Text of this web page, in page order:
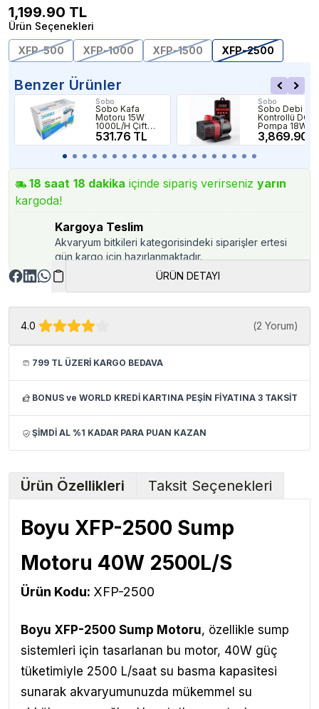
1,199.90 TL
Ürün Seçenekleri
XFP-500
XFP-1000 XFP-1500 XFP-2500
Benzer Ürünler
Sobo
Sobo Kafa
Motoru 15W
1000L/H Çift
Çıkışlı
531.76 TL
Sobo
Sobo Debi
Kontrollü DC
Pompa 18W
1800L/H 3M
3,869.90
18 saat 18 dakika içinde sipariş verirseniz yarın
kargoda!
Kargoya Teslim
Akvaryum bitkileri kategorisindeki siparişler ertesi
gün kargo için hazırlanmaktadır.
ÜRÜN DETAYI
4.0 (2 Yorum)
799 TL ÜZERİ KARGO BEDAVA
BONUS ve WORLD KREDİ KARTINA PEŞİN FİYATINA 3 TAKSİT
ŞİMDİ AL %1 KADAR PARA PUAN KAZAN
Ürün Özellikleri Taksit Seçenekleri
Boyu XFP-2500 Sump
Motoru 40W 2500L/S
Ürün Kodu: XFP-2500
Boyu XFP-2500 Sump Motoru, özellikle sump
sistemleri için tasarlanan bu motor, 40W güç
tüketimiyle 2500 L/saat su basma kapasitesi
sunarak akvaryumunuzda mükemmel su